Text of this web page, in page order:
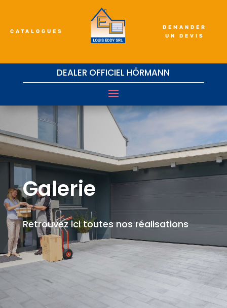
CATALOGUES
DEMANDER
UN DEVIS
DEALER OFFICIEL HÖRMANN
Galerie
Retrouvez ici toutes nos réalisations